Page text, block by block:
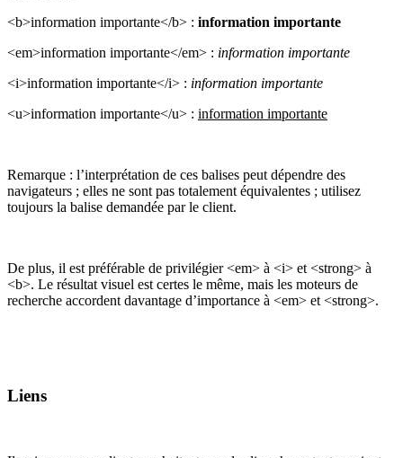
<b>information importante</b> : information importante
<em>information importante</em> : information importante
<i>information importante</i> : information importante
<u>information importante</u> : information importante
Remarque : l’interprétation de ces balises peut dépendre des
navigateurs ; elles ne sont pas totalement équivalentes ; utilisez
toujours la balise demandée par le client.
De plus, il est préférable de privilégier <em> à <i> et <strong> à
<b>. Le résultat visuel est certes le même, mais les moteurs de
recherche accordent davantage d’importance à <em> et <strong>.
Liens